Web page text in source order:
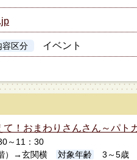
容区分 イベント
て！おまわりさんさん～パト
～11：30
）→玄関横 対象年齢 3～5歳